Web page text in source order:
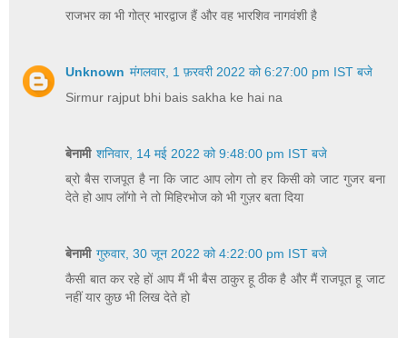
राजभर का भी गोत्र भारद्वाज हैं और वह भारशिव नागवंशी है
Unknown मंगलवार, 1 फ़रवरी 2022 को 6:27:00 pm IST बजे
Sirmur rajput bhi bais sakha ke hai na
बेनामी शनिवार, 14 मई 2022 को 9:48:00 pm IST बजे
ब्रो बैस राजपूत है ना कि जाट आप लोग तो हर किसी को जाट गुजर बना
देते हो आप लॉगो ने तो मिहिरभोज को भी गुज़र बता दिया
बेनामी गुरुवार, 30 जून 2022 को 4:22:00 pm IST बजे
कैसी बात कर रहे हों आप मैं भी बैस ठाकुर हू ठीक है और मैं राजपूत हू जाट
नहीं यार कुछ भी लिख देते हो